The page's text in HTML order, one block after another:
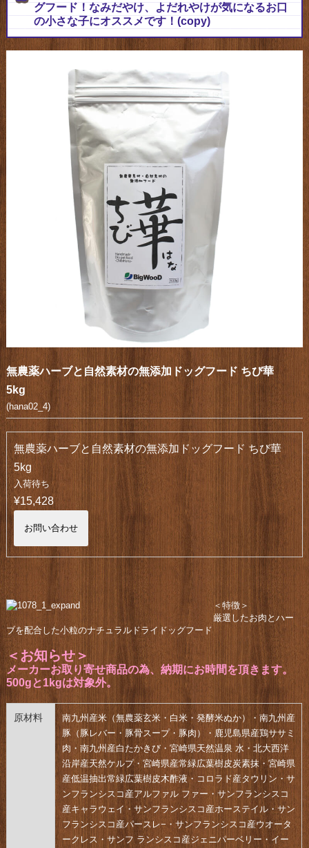
グフード！なみだやけ、よだれやけが気になるお口
の小さな子にオススメです！(copy)
無農薬ハーブと自然素材の無添加ドッグフード ちび華
5kg
(hana02_4)
無農薬ハーブと自然素材の無添加ドッグフード ちび華
5kg
入荷待ち
¥15,428
お問い合わせ
＜特徴＞
厳選したお肉とハー
ブを配合した小粒のナチュラルドライドッグフード
＜お知らせ＞
メーカーお取り寄せ商品の為、納期にお時間を頂きます。
500gと1kgは対象外。
原材料
南九州産米（無農薬玄米・白米・発酵米ぬか）・南九州産
豚（豚レバー・豚骨スープ・豚肉）・鹿児島県産鶏ササミ
肉・南九州産白たかきび・宮崎県天然温泉 水・北大西洋
沿岸産天然ケルプ・宮崎県産常緑広葉樹皮炭素抹・宮崎県
産低温抽出常緑広葉樹皮木酢液・コロラド産タウリン・サ
ンフランシスコ産アルファル ファー・サンフランシスコ
産キャラウェイ・サンフランシスコ産ホーステイル・サン
フランシスコ産パースレ−・サンフランシスコ産ウオータ
ークレス・サンフ ランシスコ産ジェニパーベリー・イー